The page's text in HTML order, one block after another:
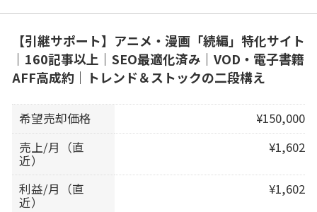
【引継サポート】アニメ・漫画「続編」特化サイト
｜160記事以上｜SEO最適化済み｜VOD・電子書籍
AFF高成約｜トレンド＆ストックの二段構え
希望売却価格
¥150,000
売上/月（直
近）
¥1,602
利益/月（直
近）
¥1,602